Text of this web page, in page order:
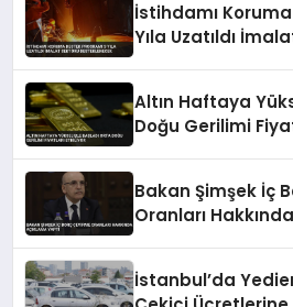
İstihdamı
Yıla Uzatıldı
Altın Haftaya
Doğu Gerilimi
Bakan Şimşek İç
Oranları
İstanbul’da